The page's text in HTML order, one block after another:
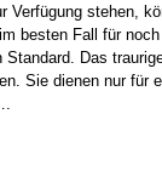
Verfügung stehen,
besten Fall für
Das
Sie dienen nur für